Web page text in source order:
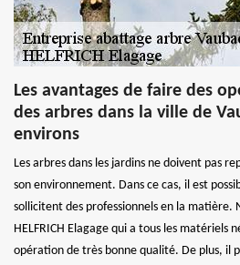
Les avantages de faire des
des arbres dans la ville de
environs
Les arbres dans les jardins ne doivent pas
son environnement. Dans ce cas, il est
sollicitent des professionnels en la matière.
HELFRICH Elagage qui a tous les matériels
opération de très bonne qualité. De plus, il